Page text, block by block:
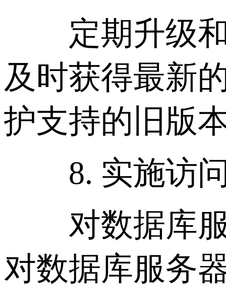
定期升级和
及时获得最新
护支持的旧版
8. 实施访问
对数据库服
对数据库服务